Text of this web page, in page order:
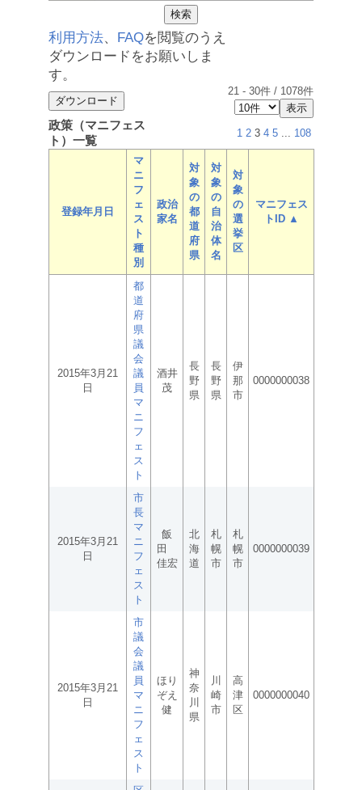
利用方法、 FAQを閲覧のうえ
ダウンロードをお願いしま
す。
21 - 30件 / 1078件
政策（マニフェス
ト）一覧
1 2 3 4 5 ... 108
登録年月日
マ
ニ
フ
ェ
ス
ト
種
別
政治
家名
対
象
の
都
道
府
県
対
象
の
自
治
体
名
対
象
の
選
挙
区
マニフェス
トID ▲
2015年3月21
日
都
道
府
県
議
会
議
員
マ
ニ
フ
ェ
ス
ト
酒井
茂
長
野
県
長
野
県
伊
那
市
0000000038
2015年3月21
日
市
長
マ
ニ
フ
ェ
ス
ト
飯
田
佳宏
北
海
道
札
幌
市
札
幌
市
0000000039
2015年3月21
日
市
議
会
議
員
マ
ニ
フ
ェ
ス
ト
ほり
ぞえ
健
神
奈
川
県
川
崎
市
高
津
区
0000000040